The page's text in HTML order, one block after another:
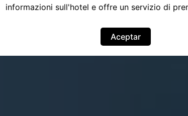
informazioni sull'hotel e offre un servizio di
Aceptar